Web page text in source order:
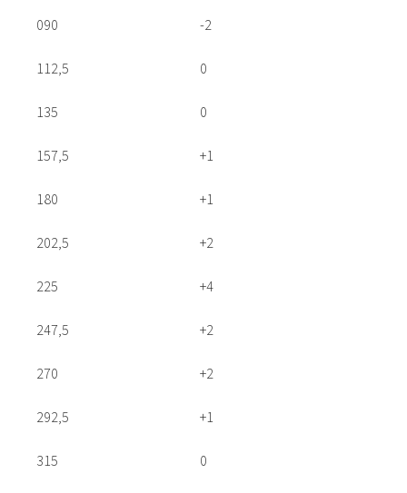
090 -2
112,5 0
135 0
157,5 +1
180 +1
202,5 +2
225 +4
247,5 +2
270 +2
292,5 +1
315 0